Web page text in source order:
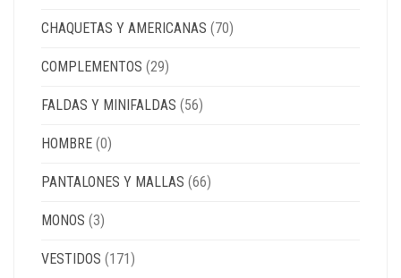
CHAQUETAS Y AMERICANAS (70)
COMPLEMENTOS (29)
FALDAS Y MINIFALDAS (56)
HOMBRE (0)
PANTALONES Y MALLAS (66)
MONOS (3)
VESTIDOS (171)